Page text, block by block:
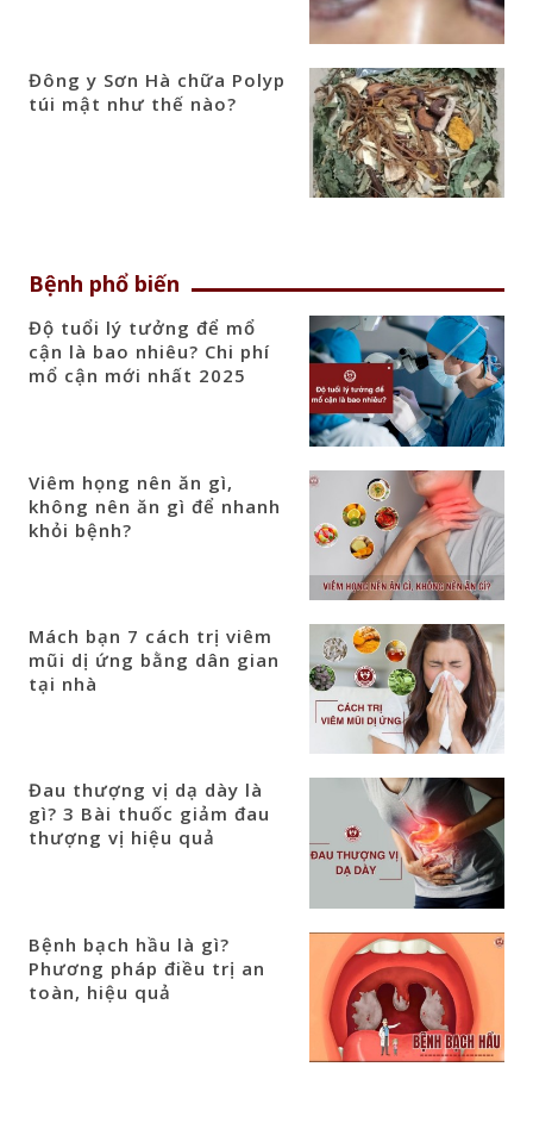
Đông y Sơn Hà chữa Polyp
túi mật như thế nào?
Bệnh phổ biến
Độ tuổi lý tưởng để mổ
cận là bao nhiêu? Chi phí
mổ cận mới nhất 2025
Viêm họng nên ăn gì,
không nên ăn gì để nhanh
khỏi bệnh?
Mách bạn 7 cách trị viêm
mũi dị ứng bằng dân gian
tại nhà
Đau thượng vị dạ dày là
gì? 3 Bài thuốc giảm đau
thượng vị hiệu quả
Bệnh bạch hầu là gì?
Phương pháp điều trị an
toàn, hiệu quả